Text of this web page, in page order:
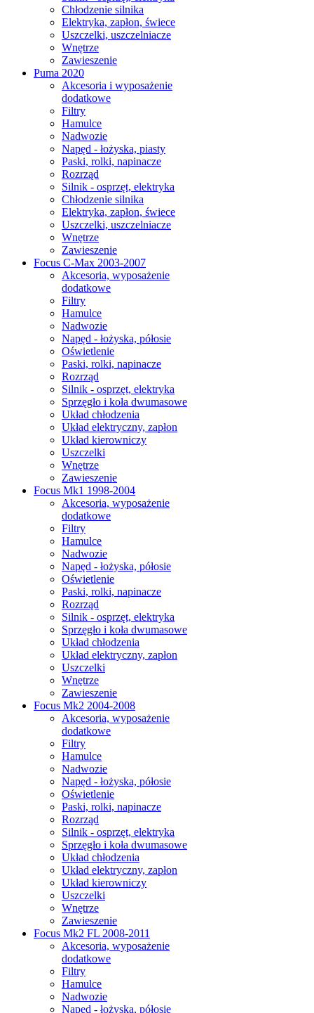
Chłodzenie silnika
Elektryka, zapłon, świece
Uszczelki, uszczelniacze
Wnętrze
Zawieszenie
Puma 2020
Akcesoria i wyposażenie
dodatkowe
Filtry
Hamulce
Nadwozie
Napęd - łożyska, piasty
Paski, rolki, napinacze
Rozrząd
Silnik - osprzęt, elektryka
Chłodzenie silnika
Elektryka, zapłon, świece
Uszczelki, uszczelniacze
Wnętrze
Zawieszenie
Focus C-Max 2003-2007
Akcesoria, wyposażenie
dodatkowe
Filtry
Hamulce
Nadwozie
Napęd - łożyska, półosie
Oświetlenie
Paski, rolki, napinacze
Rozrząd
Silnik - osprzęt, elektryka
Sprzęgło i koła dwumasowe
Układ chłodzenia
Układ elektryczny, zapłon
Układ kierowniczy
Uszczelki
Wnętrze
Zawieszenie
Focus Mk1 1998-2004
Akcesoria, wyposażenie
dodatkowe
Filtry
Hamulce
Nadwozie
Napęd - łożyska, półosie
Oświetlenie
Paski, rolki, napinacze
Rozrząd
Silnik - osprzęt, elektryka
Sprzęgło i koła dwumasowe
Układ chłodzenia
Układ elektryczny, zapłon
Uszczelki
Wnętrze
Zawieszenie
Focus Mk2 2004-2008
Akcesoria, wyposażenie
dodatkowe
Filtry
Hamulce
Nadwozie
Napęd - łożyska, półosie
Oświetlenie
Paski, rolki, napinacze
Rozrząd
Silnik - osprzęt, elektryka
Sprzęgło i koła dwumasowe
Układ chłodzenia
Układ elektryczny, zapłon
Układ kierowniczy
Uszczelki
Wnętrze
Zawieszenie
Focus Mk2 FL 2008-2011
Akcesoria, wyposażenie
dodatkowe
Filtry
Hamulce
Nadwozie
Napęd - łożyska, półosie